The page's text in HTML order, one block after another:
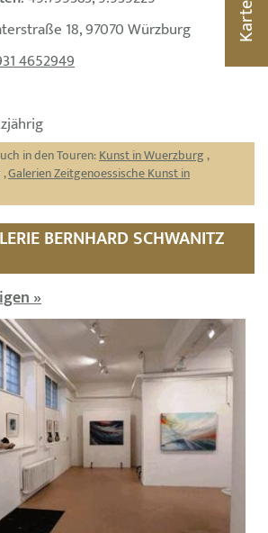
18, 97070 Würzburg
4652949
in den Touren:Kunst in Wuerzburg ,
,Galerien Zeitgenoessische Kunst in
BERNHARD SCHWANITZ
»
Karte